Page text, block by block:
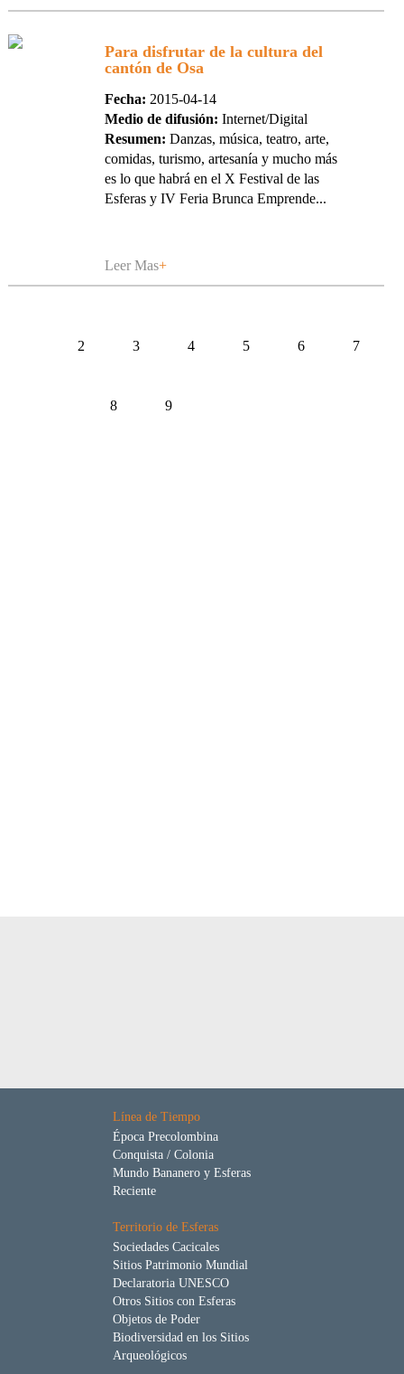
Para disfrutar de la cultura del
cantón de Osa
Fecha: 2015-04-14
Medio de difusión: Internet/Digital
Resumen: Danzas, música, teatro, arte,
comidas, turismo, artesanía y mucho más
es lo que habrá en el X Festival de las
Esferas y IV Feria Brunca Emprende...
Leer Mas+
2 3 4 5 6 7
8 9
Línea de Tiempo
Época Precolombina
Conquista / Colonia
Mundo Bananero y Esferas
Reciente
Territorio de Esferas
Sociedades Cacicales
Sitios Patrimonio Mundial
Declaratoria UNESCO
Otros Sitios con Esferas
Objetos de Poder
Biodiversidad en los Sitios
Arqueológicos